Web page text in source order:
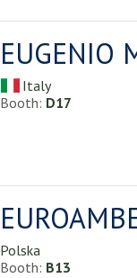
EUGENIO
Italy
Booth: D17
Polska
Booth: B13